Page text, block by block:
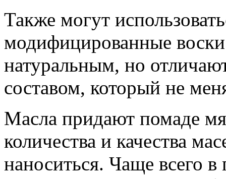
Также могут
модифицированные
натуральным, но
составом, который не
Масла придают помаде
количества и качества
наноситься. Чаще всего в